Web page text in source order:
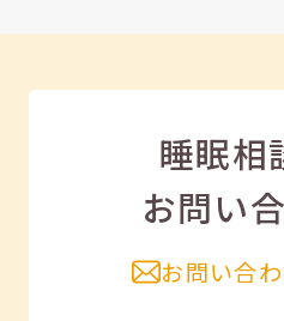
睡眠相
お問い
お問い合